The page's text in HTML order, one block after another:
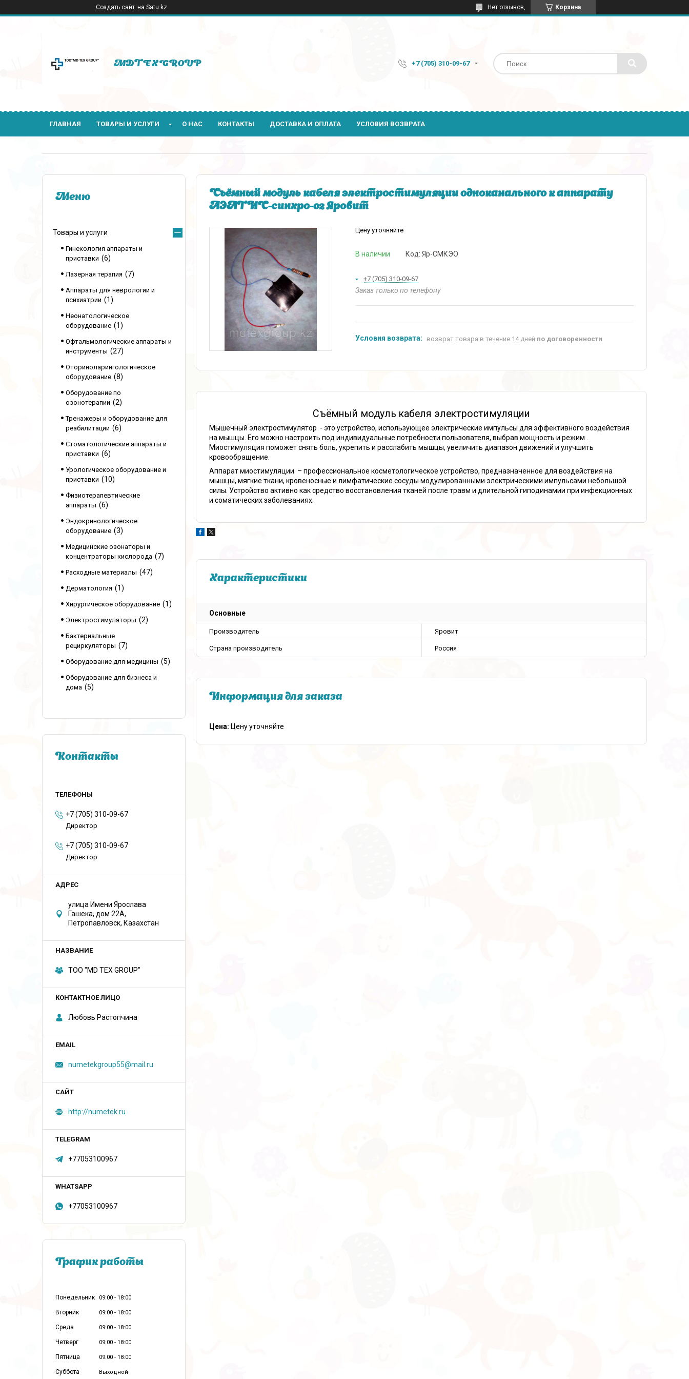
Создать сайт на Satu.kz Корзина
Нет отзывов,
MDTEXGROUP +7 (705) 310-09-67
ГЛАВНАЯ ТОВАРЫ И УСЛУГИ О НАС КОНТАКТЫ ДОСТАВКА И ОПЛАТА УСЛОВИЯ ВОЗВРАТА
Съёмный модуль кабеля электростимуляции одноканального к аппарату
АЭЛТИС-синхро-02 Яровит
Цену уточняйте
В наличии Код: Яр-СМКЭО
+7 (705) 310-09-67
Заказ только по телефону
возврат товара в течение 14 дней по договоренности
Съёмный модуль кабеля электростимуляции
Мышечный электростимулятор - это устройство, использующее электрические импульсы для эффективного воздействия
на мышцы. Его можно настроить под индивидуальные потребности пользователя, выбрав мощность и режим .
Миостимуляция поможет снять боль, укрепить и расслабить мышцы, увеличить диапазон движений и улучшить
кровообращение.
Аппарат миостимуляции – профессиональное косметологическое устройство, предназначенное для воздействия на
мышцы, мягкие ткани, кровеносные и лимфатические сосуды модулированными электрическими импульсами небольшой
силы. Устройство активно как средство восстановления тканей после травм и длительной гиподинамии при инфекционных
и соматических заболеваниях.
Характеристики
Основные
Производитель Яровит
Страна производитель Россия
Информация для заказа
Цена: Цену уточняйте
Товары и услуги
Гинекология аппараты и
приставки
6
Лазерная терапия 7
Аппараты для неврологии и
психиатрии
1
Неонатологическое
оборудование
1
Офтальмологические аппараты и
инструменты
27
Оториноларингологическое
оборудование
8
Оборудование по
озонотерапии
2
Тренажеры и оборудование для
реабилитации
6
Стоматологические аппараты и
приставки
6
Урологическое оборудование и
приставки
10
Физиотерапевтические
аппараты
6
Эндокринологическое
оборудование
3
Медицинские озонаторы и
концентраторы кислорода
7
Расходные материалы 47
Дерматология 1
Хирургическое оборудование 1
Электростимуляторы 2
Бактериальные
рециркуляторы
7
Оборудование для медицины 5
Оборудование для бизнеса и
дома
5
Контакты
+7 (705) 310-09-67
Директор
+7 (705) 310-09-67
Директор
улица Имени Ярослава
Гашека, дом 22А,
Петропавловск, Казахстан
ТОО "MD TEX GROUP"
Любовь Растопчина
numetekgroup55@mail.ru
http://numetek.ru
+77053100967
+77053100967
График работы
Понедельник 09:00 18:00
Вторник 09:00 18:00
Среда 09:00 18:00
Четверг 09:00 18:00
Пятница 09:00 18:00
Суббота Выходной